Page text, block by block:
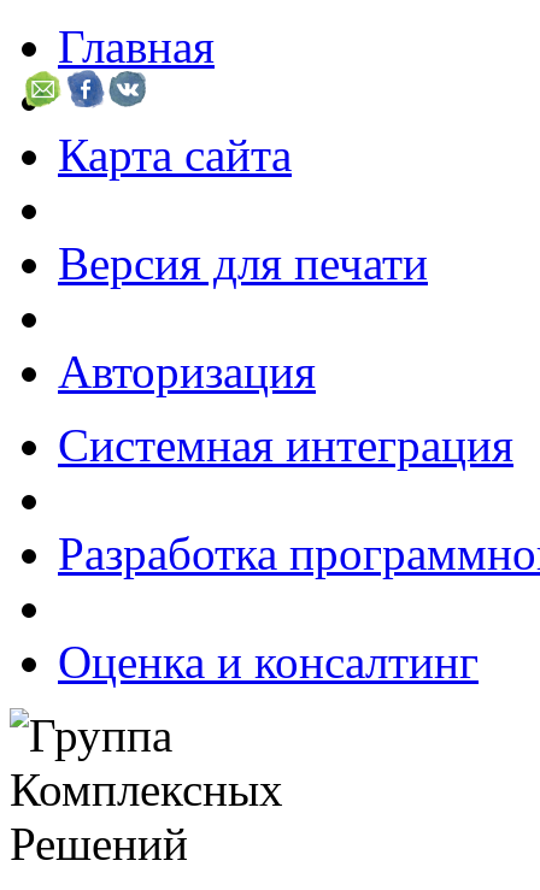
Главная
Карта сайта
Версия для печати
Авторизация
Системная интеграция
Разработка
Оценка и консалтинг